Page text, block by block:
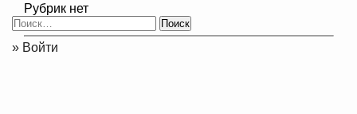
Рубрик нет
Найти:
Войти